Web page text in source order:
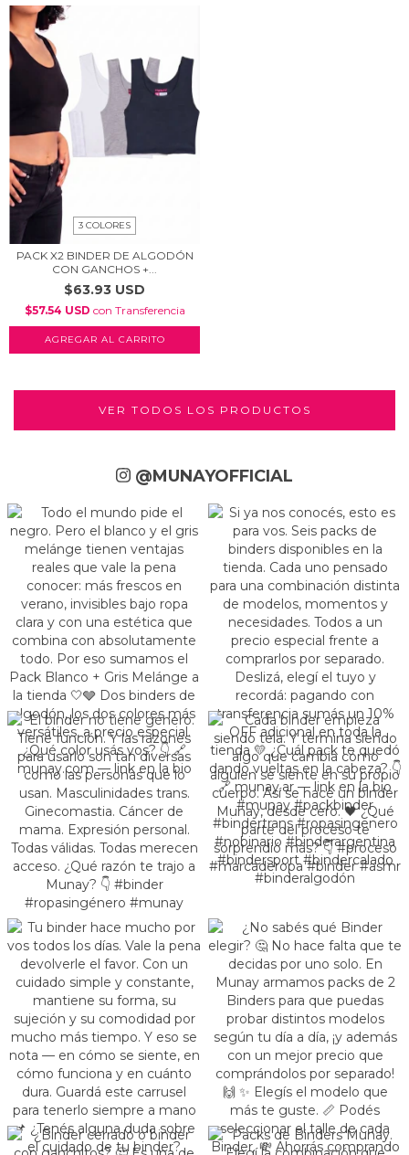
3 COLORES
PACK X2 BINDER DE ALGODÓN
CON GANCHOS +...
$63.93 USD
$57.54 USD con Transferencia
AGREGAR AL CARRITO
VER TODOS LOS PRODUCTOS
@MUNAYOFFICIAL